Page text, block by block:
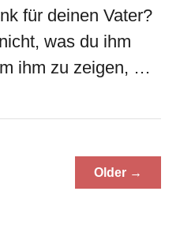
für deinen Vater?
was du ihm
ihm zu zeigen, …
Older →